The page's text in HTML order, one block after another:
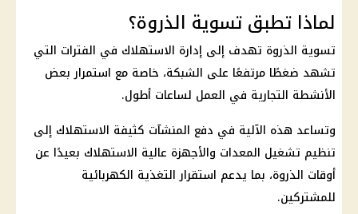
لماذا تطبق تسوية الذروة؟
تسوية الذروة تهدف إلى إدارة الاستهلاك في الفترات التي
تشهد ضغطًا مرتفعًا على الشبكة، خاصة مع استمرار بعض
الأنشطة التجارية في العمل لساعات أطول.
وتساعد هذه الآلية في دفع المنشآت كثيفة الاستهلاك إلى
تنظيم تشغيل المعدات والأجهزة عالية الاستهلاك بعيدًا عن
أوقات الذروة، بما يدعم استقرار التغذية الكهربائية
للمشتركين.